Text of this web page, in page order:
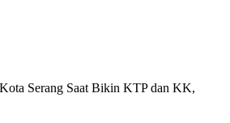
Serang Saat Bikin KTP dan KK,